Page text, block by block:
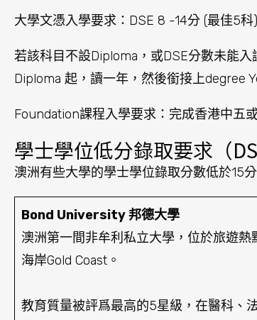
大學文憑入學要求：DSE 8 -14分 (最佳5科
若該科目不設Diploma，或DSE分數未能
Diploma 起，讀一年，然後銜接上degree
Foundation課程入學要求：完成香港中五
學士學位低分錄取要求（
澳洲有些大學的學士學位錄取分數低於15分
Bond University 邦德大學
澳洲第一間非牟利私立大學，位於旅遊熱
海岸Gold Coast。
教育質量被評爲最高的5星級，在醫科、